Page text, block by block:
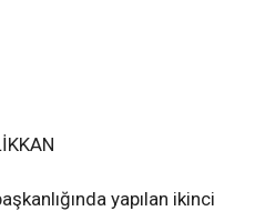
yapılan ikinci